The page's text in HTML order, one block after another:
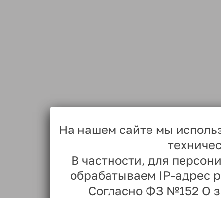
На нашем сайте мы
В частности, для
обрабатываем IP-адрес
Согласно ФЗ №152 О